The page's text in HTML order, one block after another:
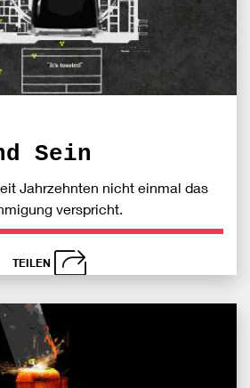
Sein
Jahrzehnten nicht einmal das
verspricht.
TEILEN